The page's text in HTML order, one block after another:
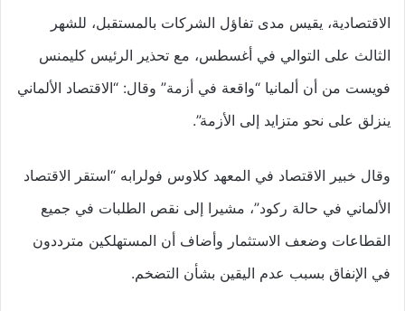
الاقتصادية، يقيس مدى تفاؤل الشركات بالمستقبل، للشهر
الثالث على التوالي في أغسطس، مع تحذير الرئيس كليمنس
فويست من أن ألمانيا “واقعة في أزمة” وقال: “الاقتصاد الألماني
ينزلق على نحو متزايد إلى الأزمة”.
وقال خبير الاقتصاد في المعهد كلاوس فولرابه “استقر الاقتصاد
الألماني في حالة ركود”، مشيرا إلى نقص الطلبات في جميع
القطاعات وضعف الاستثمار وأضاف أن المستهلكين مترددون
في الإنفاق بسبب عدم اليقين بشأن التضخم.